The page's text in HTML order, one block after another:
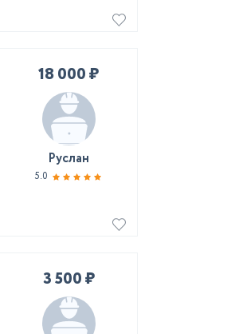
18 000 ₽
Руслан
5.0
3 500 ₽